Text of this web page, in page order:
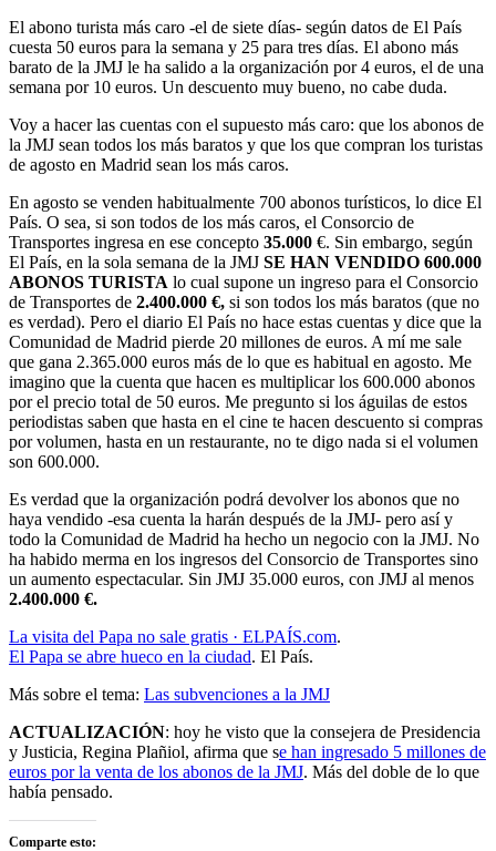
El abono turista más caro -el de siete días- según datos de El País
cuesta 50 euros para la semana y 25 para tres días. El abono más
barato de la JMJ le ha salido a la organización por 4 euros, el de una
semana por 10 euros. Un descuento muy bueno, no cabe duda.
Voy a hacer las cuentas con el supuesto más caro: que los abonos de
la JMJ sean todos los más baratos y que los que compran los turistas
de agosto en Madrid sean los más caros.
En agosto se venden habitualmente 700 abonos turísticos, lo dice El
País. O sea, si son todos de los más caros, el Consorcio de
Transportes ingresa en ese concepto 35.000 €. Sin embargo, según
El País, en la sola semana de la JMJ SE HAN VENDIDO 600.000
ABONOS TURISTA lo cual supone un ingreso para el Consorcio
de Transportes de 2.400.000 €, si son todos los más baratos (que no
es verdad). Pero el diario El País no hace estas cuentas y dice que la
Comunidad de Madrid pierde 20 millones de euros. A mí me sale
que gana 2.365.000 euros más de lo que es habitual en agosto. Me
imagino que la cuenta que hacen es multiplicar los 600.000 abonos
por el precio total de 50 euros. Me pregunto si los águilas de estos
periodistas saben que hasta en el cine te hacen descuento si compras
por volumen, hasta en un restaurante, no te digo nada si el volumen
son 600.000.
Es verdad que la organización podrá devolver los abonos que no
haya vendido -esa cuenta la harán después de la JMJ- pero así y
todo la Comunidad de Madrid ha hecho un negocio con la JMJ. No
ha habido merma en los ingresos del Consorcio de Transportes sino
un aumento espectacular. Sin JMJ 35.000 euros, con JMJ al menos
2.400.000 €.
La visita del Papa no sale gratis · ELPAÍS.com.
El Papa se abre hueco en la ciudad. El País.
Más sobre el tema: Las subvenciones a la JMJ
ACTUALIZACIÓN: hoy he visto que la consejera de Presidencia
y Justicia, Regina Plañiol, afirma que se han ingresado 5 millones de
euros por la venta de los abonos de la JMJ. Más del doble de lo que
había pensado.
Comparte esto: